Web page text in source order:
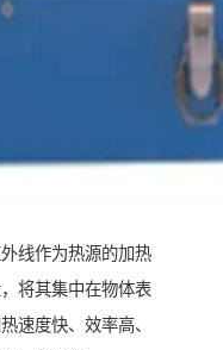
线作为热源的加热
将其集中在物体表
速度快、效率高、